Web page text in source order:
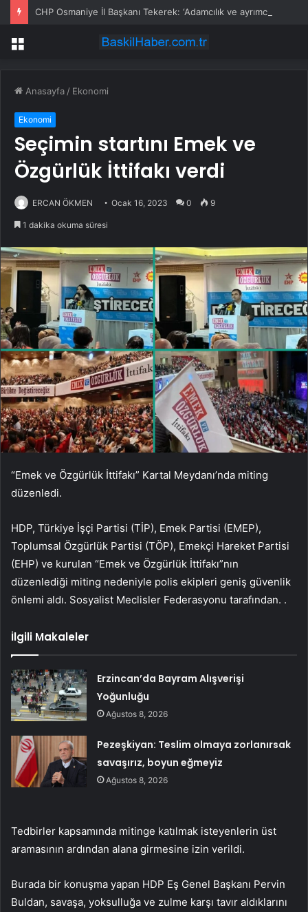
Menü
Anasayfa / Ekonomi
Ekonomi
Seçimin startını Emek ve
Özgürlük İttifakı verdi
ERCAN ÖKMEN Ocak 16, 2023 0 9
1 dakika okuma süresi
“Emek ve Özgürlük İttifakı” Kartal Meydanı’nda miting
düzenledi.
HDP, Türkiye İşçi Partisi (TİP), Emek Partisi (EMEP),
Toplumsal Özgürlük Partisi (TÖP), Emekçi Hareket Partisi
(EHP) ve kurulan “Emek ve Özgürlük İttifakı”nın
düzenlediği miting nedeniyle polis ekipleri geniş güvenlik
önlemi aldı. Sosyalist Meclisler Federasyonu tarafından. .
İlgili Makaleler
Erzincan’da Bayram Alışverişi
Yoğunluğu
Ağustos 8, 2026
Pezeşkiyan: Teslim olmaya zorlanırsak
savaşırız, boyun eğmeyiz
Ağustos 8, 2026
Tedbirler kapsamında mitinge katılmak isteyenlerin üst
aramasının ardından alana girmesine izin verildi.
Burada bir konuşma yapan HDP Eş Genel Başkanı Pervin
Buldan, savaşa, yoksulluğa ve zulme karşı tavır aldıklarını